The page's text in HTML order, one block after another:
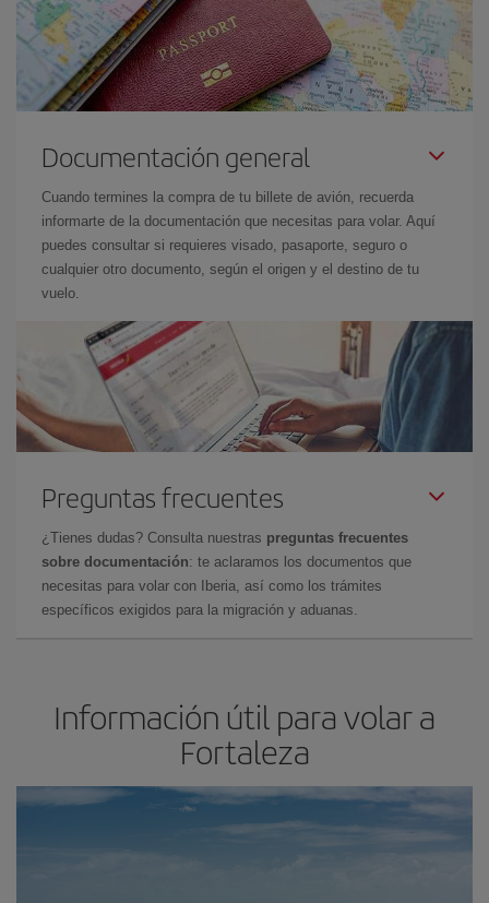
Documentación general
Cuando termines la compra de tu billete de avión, recuerda
informarte de la documentación que necesitas para volar. Aquí
puedes consultar si requieres visado, pasaporte, seguro o
cualquier otro documento, según el origen y el destino de tu
vuelo.
Preguntas frecuentes
¿Tienes dudas? Consulta nuestras preguntas frecuentes
sobre documentación: te aclaramos los documentos que
necesitas para volar con Iberia, así como los trámites
específicos exigidos para la migración y aduanas.
Información útil para volar a
Fortaleza